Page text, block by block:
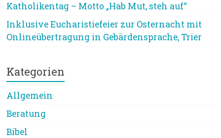
Katholikentag – Motto „Hab Mut, steh auf“
Inklusive Eucharistiefeier zur Osternacht mit
Onlineübertragung in Gebärdensprache, Trier
Kategorien
Allgemein
Beratung
Bibel